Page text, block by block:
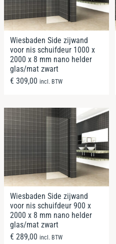
Wiesbaden Side zijwand
voor nis schuifdeur 1000 x
2000 x 8 mm nano helder
glas/mat zwart
€ 309,00 incl. BTW
Wiesbaden Side zijwand
voor nis schuifdeur 900 x
2000 x 8 mm nano helder
glas/mat zwart
€ 289,00 incl. BTW